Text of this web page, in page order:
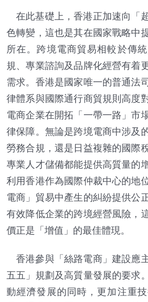
在此基礎上，香港正加速向「
色轉變，這也是其在國家戰略中
所在。跨境電商貿易相較於傳
規、專業諮詢及品牌化經營有着
需求。香港是國家唯一的普通法
律體系與國際通行商貿規則高度
電商企業在開拓「一帶一路」市
律保障。無論是跨境電商中涉及
勞務合規，還是日益複雜的國際
專業人才儲備都能提供高質量的
利用香港作為國際仲裁中心的地
電商」貿易中產生的糾紛提供公
有效降低企業的跨境經營風險，
價正是「增值」的最佳體現。
香港參與「絲路電商」建設應
五五」規劃及高質量發展的要求
動經濟發展的同時，更加注重